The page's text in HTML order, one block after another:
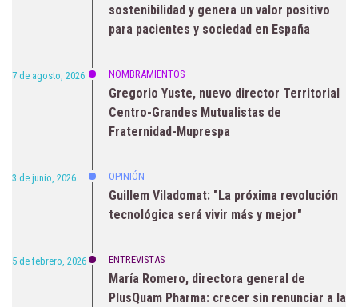
sostenibilidad y genera un valor positivo
para pacientes y sociedad en España
7 de agosto, 2026 NOMBRAMIENTOS
Gregorio Yuste, nuevo director Territorial
Centro-Grandes Mutualistas de
Fraternidad-Muprespa
3 de junio, 2026 OPINIÓN
Guillem Viladomat: "La próxima revolución
tecnológica será vivir más y mejor"
5 de febrero, 2026 ENTREVISTAS
María Romero, directora general de
PlusQuam Pharma: crecer sin renunciar a la